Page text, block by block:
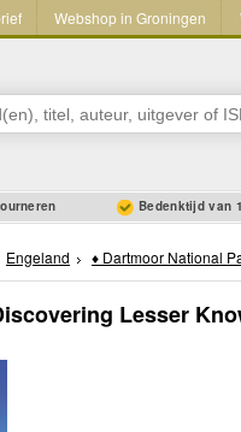
Webshop in Groningen
Bedenktijd van
Engeland ♦ Dartmoor National
Lesser